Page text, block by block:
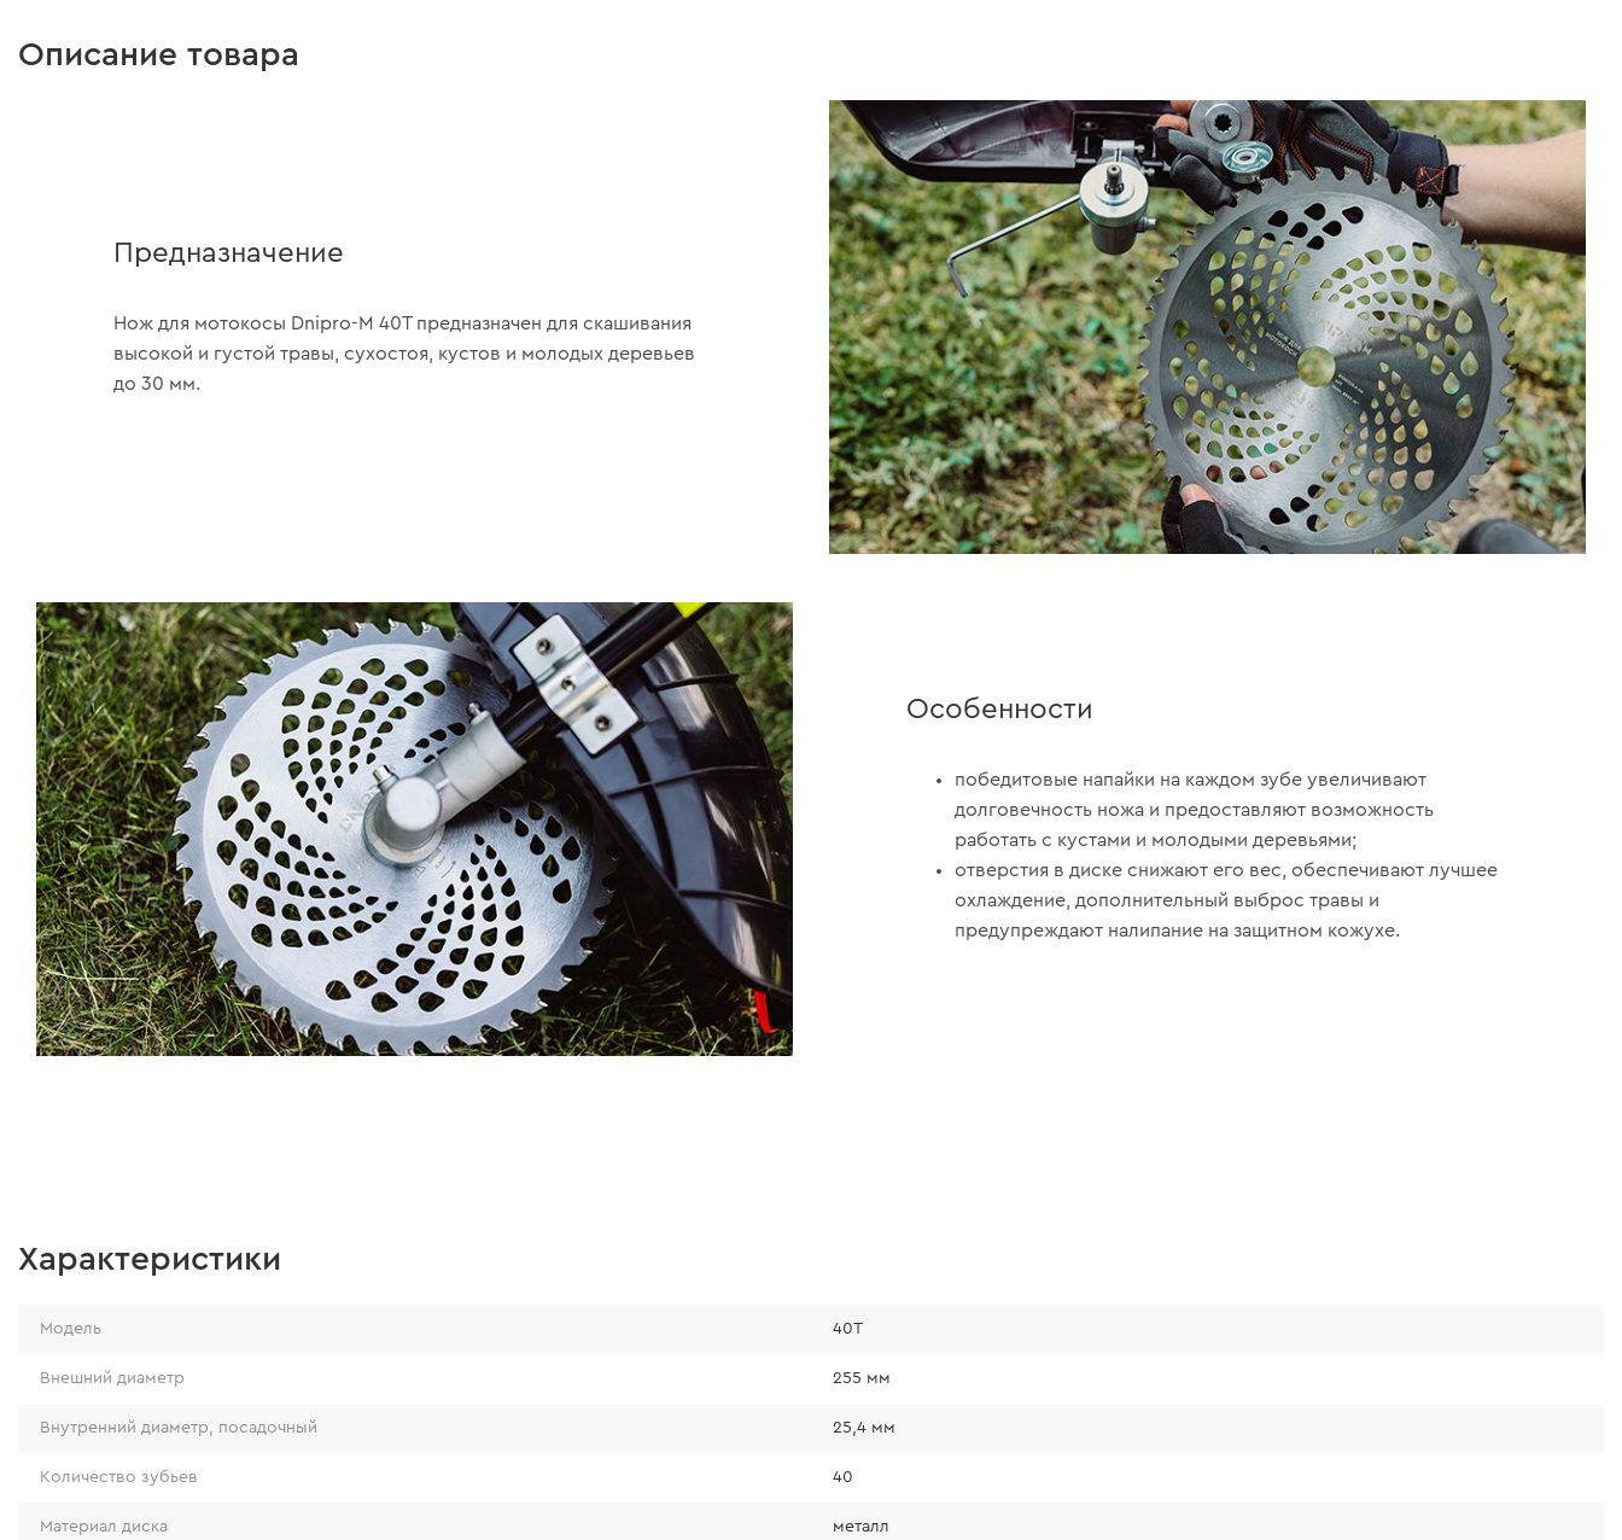
Описание товара
Предназначение
Нож для мотокосы Dnipro-M 40Т предназначен для скашивания
высокой и густой травы, сухостоя, кустов и молодых деревьев
до 30 мм.
Особенности
победитовые напайки на каждом зубе увеличивают
долговечность ножа и предоставляют возможность
работать с кустами и молодыми деревьями;
отверстия в диске снижают его вес, обеспечивают лучшее
охлаждение, дополнительный выброс травы и
предупреждают налипание на защитном кожухе.
Характеристики
Модель 40T
Внешний диаметр 255 мм
Внутренний диаметр, посадочный 25,4 мм
Количество зубьев 40
Материал диска металл